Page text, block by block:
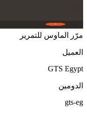
مرّر الماوس للتمرير
العميل
GTS Egypt
الدومين
gts-eg